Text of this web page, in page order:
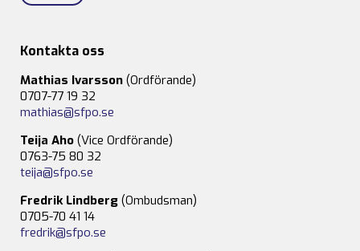
Kontakta oss
Mathias Ivarsson (Ordförande)
0707-77 19 32
mathias@sfpo.se
Teija Aho (Vice Ordförande)
0763-75 80 32
teija@sfpo.se
Fredrik Lindberg (Ombudsman)
0705-70 41 14
fredrik@sfpo.se